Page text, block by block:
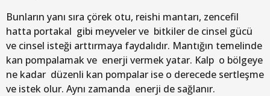
Bunların yanı sıra çörek otu, reishi mantarı, zencefil
hatta portakal gibi meyveler ve bitkiler de cinsel gücü
ve cinsel isteği arttırmaya faydalıdır. Mantığın temelinde
kan pompalamak ve enerji vermek yatar. Kalp o bölgeye
ne kadar düzenli kan pompalar ise o derecede sertleşme
ve istek olur. Aynı zamanda enerji de sağlanır.